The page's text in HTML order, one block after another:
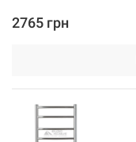
2765 грн